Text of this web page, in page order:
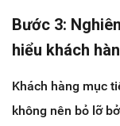
Bước 3:
hiểu khách
Khách hàng mục
không nên bỏ lỡ